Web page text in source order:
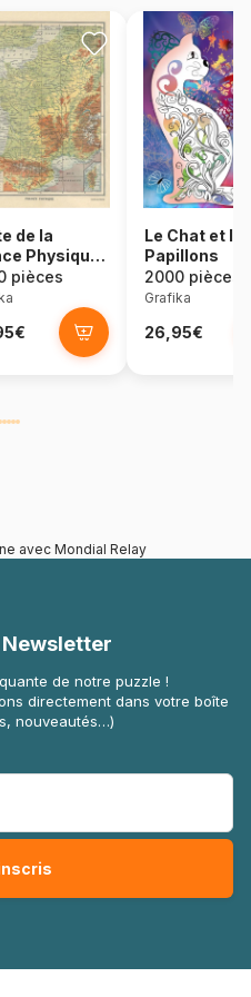
de la
Physique
1925
pièces
Le Chat et
Papillons
2000 pièces
Grafika
26,95€
avec Mondial Relay
de notre puzzle !
directement dans votre boîte
nouveautés…)